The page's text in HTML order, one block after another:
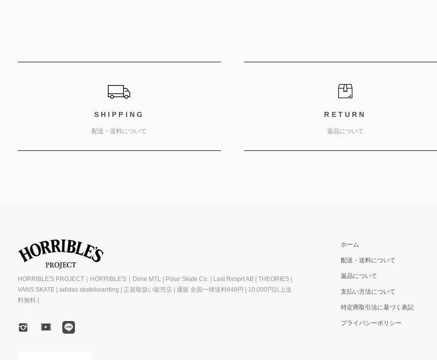
SHIPPING
配送・送料について
RETURN
返品について
HORRIBLE'S PROJECT｜HORRIBLE'S｜Dime MTL | Polar Skate Co. | Last Resprt AB | THEORIES |
VANS SKATE | adidas skateboarding | 正規取扱い販売店 | 通販 全国一律送料648円 | 10,000円以上送
料無料 |
ホーム
配送・送料について
返品について
支払い方法について
特定商取引法に基づく表記
プライバシーポリシー